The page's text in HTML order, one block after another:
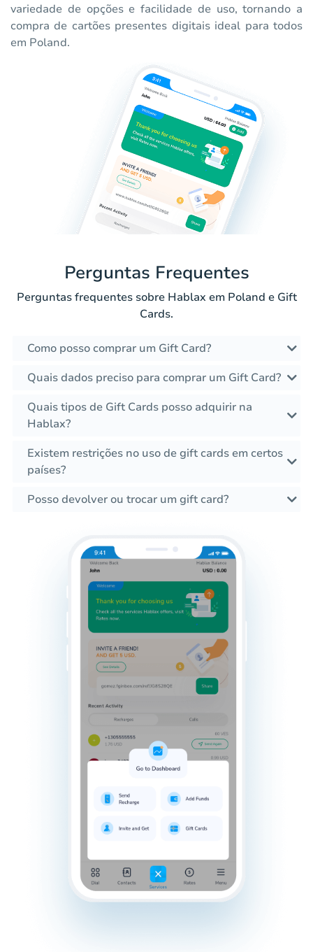
variedade de opções e facilidade de uso, tornando a
compra de cartões presentes digitais ideal para todos
em Poland.
Perguntas Frequentes
Perguntas frequentes sobre Hablax em Poland e Gift
Cards.
Como posso comprar um Gift Card?
Quais dados preciso para comprar um Gift Card?
Quais tipos de Gift Cards posso adquirir na
Hablax?
Existem restrições no uso de gift cards em certos
países?
Posso devolver ou trocar um gift card?